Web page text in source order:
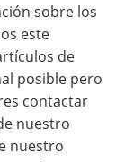
sobre los
este
de
posible pero
contactar
nuestro
nuestro